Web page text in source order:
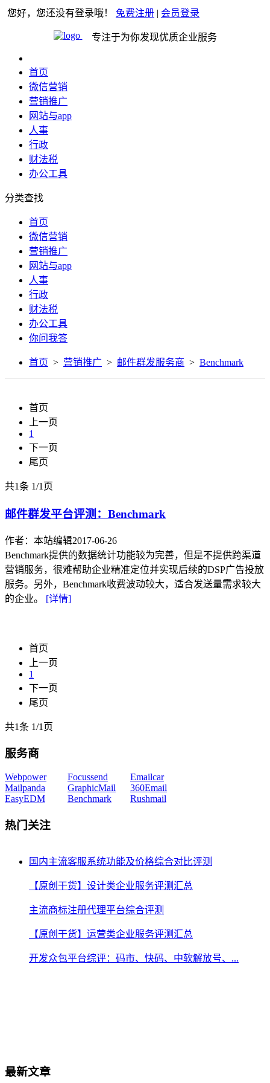
您好，您还没有登录哦！ 免费注册 | 会员登录
专注于为你发现优质企业服务
首页
微信营销
营销推广
网站与app
人事
行政
财法税
办公工具
分类查找
首页
微信营销
营销推广
网站与app
人事
行政
财法税
办公工具
你问我答
首页 > 营销推广 > 邮件群发服务商 > Benchmark
首页
上一页
1
下一页
尾页
共1条 1/1页
邮件群发平台评测：Benchmark
作者：本站编辑2017-06-26
Benchmark提供的数据统计功能较为完善，但是不提供跨渠道
营销服务，很难帮助企业精准定位并实现后续的DSP广告投放
服务。另外，Benchmark收费波动较大，适合发送量需求较大
的企业。 [详情]
首页
上一页
1
下一页
尾页
共1条 1/1页
服务商
Webpower Focussend
Emailcar
Mailpanda
GraphicMail
360Email
EasyEDM
Benchmark Rushmail
热门关注
国内主流客服系统功能及价格综合对比评测
【原创干货】设计类企业服务评测汇总
主流商标注册代理平台综合评测
【原创干货】运营类企业服务评测汇总
开发众包平台综评：码市、快码、中软解放号、...
最新文章